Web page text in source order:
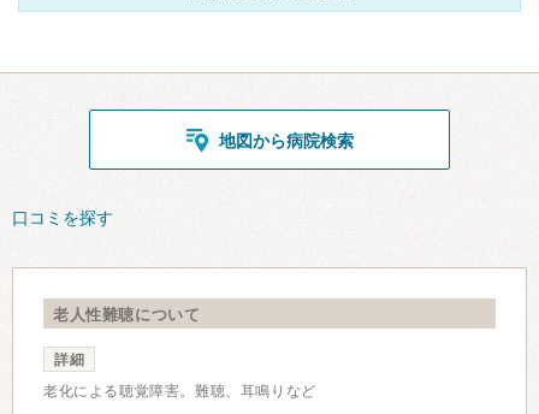
地図から病院検索
口コミを探す
老人性難聴について
詳細
老化による聴覚障害。難聴、耳鳴りなど